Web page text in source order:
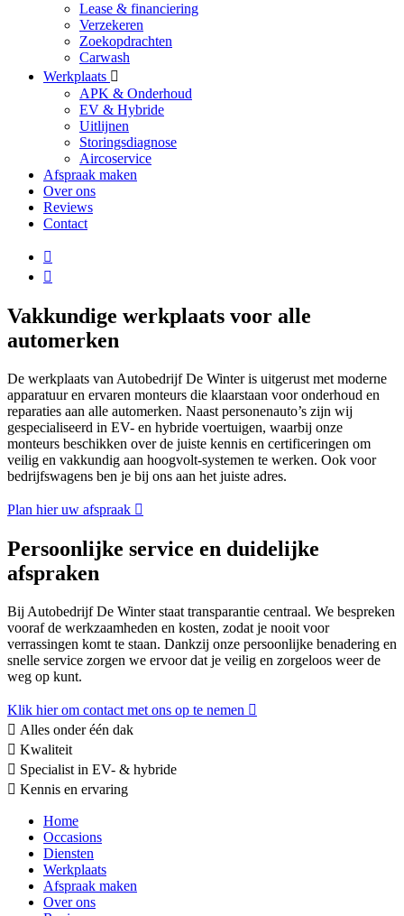
Lease & financiering
Verzekeren
Zoekopdrachten
Carwash
Werkplaats
APK & Onderhoud
EV & Hybride
Uitlijnen
Storingsdiagnose
Aircoservice
Afspraak maken
Over ons
Reviews
Contact
Vakkundige werkplaats voor alle
automerken
De werkplaats van Autobedrijf De Winter is uitgerust met moderne
apparatuur en ervaren monteurs die klaarstaan voor onderhoud en
reparaties aan alle automerken. Naast personenauto’s zijn wij
gespecialiseerd in EV- en hybride voertuigen, waarbij onze
monteurs beschikken over de juiste kennis en certificeringen om
veilig en vakkundig aan hoogvolt-systemen te werken. Ook voor
bedrijfswagens ben je bij ons aan het juiste adres.
Plan hier uw afspraak
Persoonlijke service en duidelijke
afspraken
Bij Autobedrijf De Winter staat transparantie centraal. We bespreken
vooraf de werkzaamheden en kosten, zodat je nooit voor
verrassingen komt te staan. Dankzij onze persoonlijke benadering en
snelle service zorgen we ervoor dat je veilig en zorgeloos weer de
weg op kunt.
Klik hier om contact met ons op te nemen
Alles onder één dak
Kwaliteit
Specialist in EV- & hybride
Kennis en ervaring
Home
Occasions
Diensten
Werkplaats
Afspraak maken
Over ons